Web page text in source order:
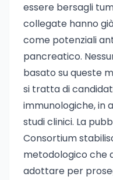
essere bersagli
collegate hanno
come potenziali
pancreatico.
basato su queste
si tratta di
immunologiche, in
studi clinici. La
Consortium
metodologico che
adottare per